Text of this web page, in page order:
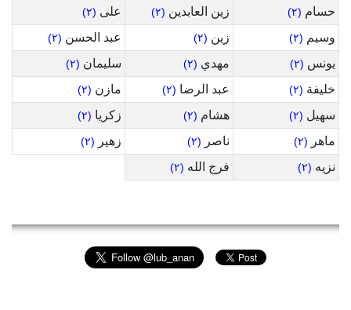
حسام (٢) زين العابدين (٢) على (٢)
وسيم (٢) زين (٢) عبد الحسن (٢)
يونس (٢) مهدي (٢) سليمان (٢)
خليفة (٢) عبد الرضا (٢) مازن (٢)
سهيل (٢) هشام (٢) زكريا (٢)
ماهر (٢) ناصر (٢) زهير (٢)
نزيه (٢) فرج الله (٢)